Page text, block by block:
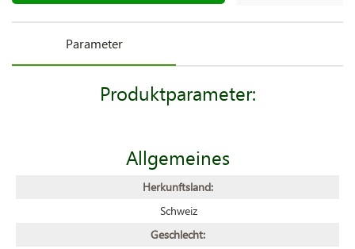
Parameter
Produktparameter:
Allgemeines
Herkunftsland:
Schweiz
Geschlecht: